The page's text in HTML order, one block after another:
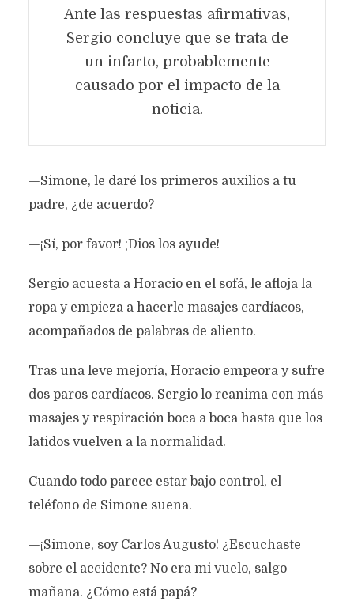
Ante las respuestas afirmativas,
Sergio concluye que se trata de
un infarto, probablemente
causado por el impacto de la
noticia.
—Simone, le daré los primeros auxilios a tu
padre, ¿de acuerdo?
—¡Sí, por favor! ¡Dios los ayude!
Sergio acuesta a Horacio en el sofá, le afloja la
ropa y empieza a hacerle masajes cardíacos,
acompañados de palabras de aliento.
Tras una leve mejoría, Horacio empeora y sufre
dos paros cardíacos. Sergio lo reanima con más
masajes y respiración boca a boca hasta que los
latidos vuelven a la normalidad.
Cuando todo parece estar bajo control, el
teléfono de Simone suena.
—¡Simone, soy Carlos Augusto! ¿Escuchaste
sobre el accidente? No era mi vuelo, salgo
mañana. ¿Cómo está papá?